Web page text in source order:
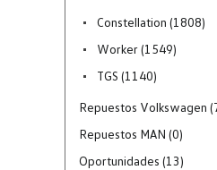
Constellation (1808)
Worker (1549)
TGS (1140)
Repuestos Volkswagen
Repuestos MAN (0)
Oportunidades (13)